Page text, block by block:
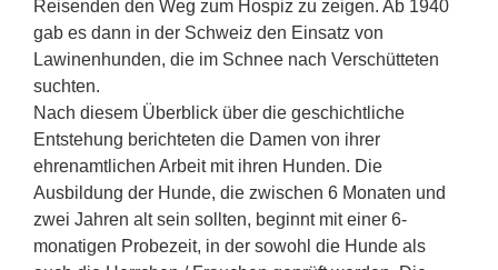
Reisenden den Weg zum Hospiz zu zeigen. Ab 1940
gab es dann in der Schweiz den Einsatz von
Lawinenhunden, die im Schnee nach Verschütteten
suchten.
Nach diesem Überblick über die geschichtliche
Entstehung berichteten die Damen von ihrer
ehrenamtlichen Arbeit mit ihren Hunden. Die
Ausbildung der Hunde, die zwischen 6 Monaten und
zwei Jahren alt sein sollten, beginnt mit einer 6-
monatigen Probezeit, in der sowohl die Hunde als